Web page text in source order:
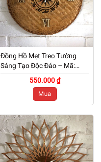
Đồng Hồ Mẹt Treo Tường
Sáng Tạo Độc Đáo – Mã:
PNW 050
550.000 ₫
Mua